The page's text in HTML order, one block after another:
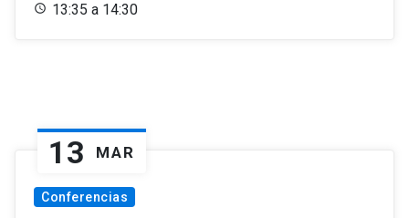
13:35 a 14:30
13 MAR
Conferencias